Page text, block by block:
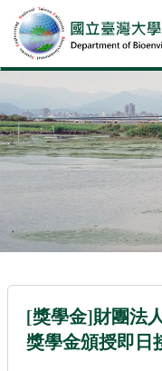
[獎學金]財團法
獎學金頒授即日